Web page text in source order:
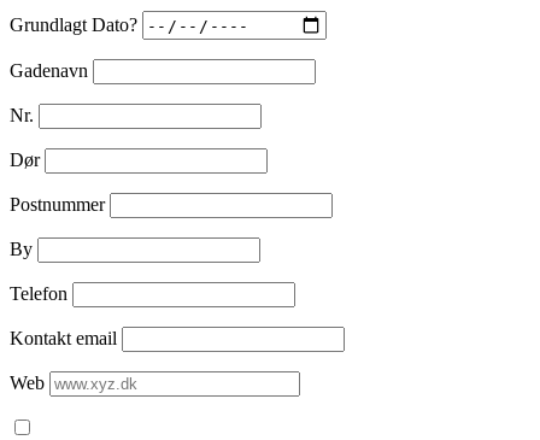
Grundlagt Dato?
Gadenavn
Nr.
Dør
Postnummer
By
Telefon
Kontakt email
Web